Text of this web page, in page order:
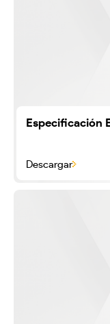
Especificación
Descargar